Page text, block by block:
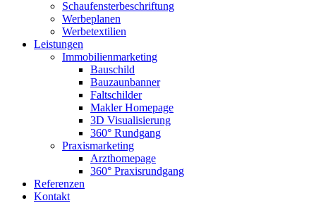
Schaufensterbeschriftung
Werbeplanen
Werbetextilien
Leistungen
Immobilienmarketing
Bauschild
Bauzaunbanner
Faltschilder
Makler Homepage
3D Visualisierung
360° Rundgang
Praxismarketing
Arzthomepage
360° Praxisrundgang
Referenzen
Kontakt